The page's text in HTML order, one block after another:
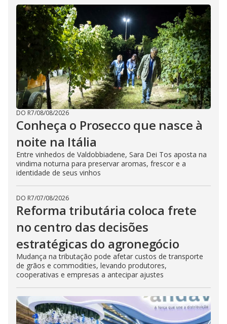
DO R7/08/08/2026
Conheça o Prosecco que nasce à
noite na Itália
Entre vinhedos de Valdobbiadene, Sara Dei Tos aposta na
vindima noturna para preservar aromas, frescor e a
identidade de seus vinhos
DO R7/07/08/2026
Reforma tributária coloca frete
no centro das decisões
estratégicas do agronegócio
Mudança na tributação pode afetar custos de transporte
de grãos e commodities, levando produtores,
cooperativas e empresas a antecipar ajustes